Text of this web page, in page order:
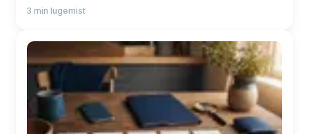
3 min lugemist